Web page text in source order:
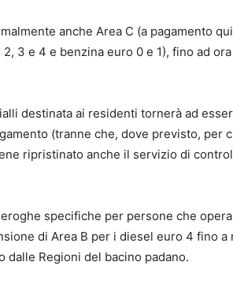
anche Area C (a pagamento
3 e 4 e benzina euro 0 e 1), fino ad
destinata ai residenti tornerà ad
(tranne che, dove previsto,
ripristinato anche il servizio di
specifiche per persone che
di Area B per i diesel euro 4 fino
dalle Regioni del bacino padano.